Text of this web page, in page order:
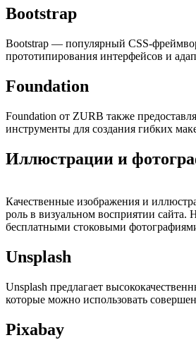
Bootstrap
Bootstrap — популярный CSS-
прототипирования интерфейсов и
Foundation
Foundation от ZURB также
инструменты для создания гибких
Иллюстрации и
Качественные изображения и
роль в визуальном восприятии сайта.
бесплатными стоковыми
Unsplash
Unsplash предлагает
которые можно использовать
Pixabay